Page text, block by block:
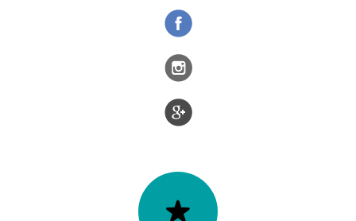
قطعات نسوز
عایق های الکتریکی
فیلترهای مذاب
قطعات آلومینایی
تامین کوره های صنعتی
کوره های صنعت سرامیک
کوره های عملیات حرارتی
کوره های ذوب و ریخته گری
سایر فعالیت ها
صنایع سرامیک
ذوب و ریخته گری